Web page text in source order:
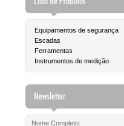
Equipamentos de segurança
Escadas
Ferramentas
Instrumentos de medição